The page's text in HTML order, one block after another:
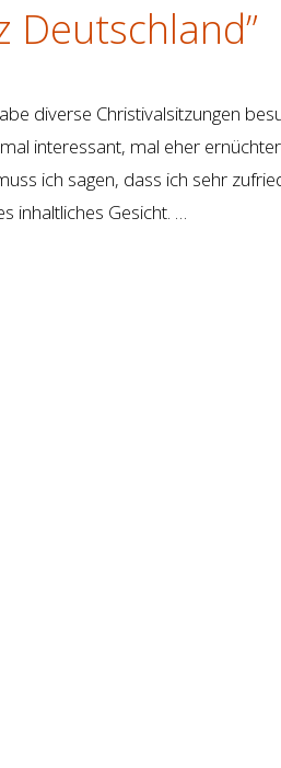
Deutschland”
diverse Christivalsitzungen
interessant, mal eher
ich sagen, dass ich sehr
inhaltliches Gesicht. …